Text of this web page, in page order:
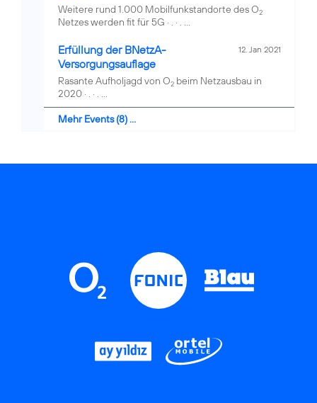
Weitere rund 1.000 Mobilfunkstandorte des O2
Netzes werden fit für 5G · . · . ...
Erfüllung der BNetzA-
Versorgungsauflage
12. Jan 2021
Rasante Aufholjagd von O2 beim Netzausbau in
2020 · . · . ...
Mehr Events (8) ...